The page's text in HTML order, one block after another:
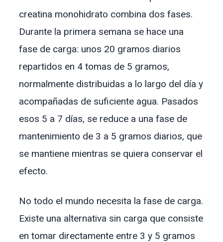
creatina monohidrato combina dos fases.
Durante la primera semana se hace una
fase de carga: unos 20 gramos diarios
repartidos en 4 tomas de 5 gramos,
normalmente distribuidas a lo largo del día y
acompañadas de suficiente agua. Pasados
esos 5 a 7 días, se reduce a una fase de
mantenimiento de 3 a 5 gramos diarios, que
se mantiene mientras se quiera conservar el
efecto.
No todo el mundo necesita la fase de carga.
Existe una alternativa sin carga que consiste
en tomar directamente entre 3 y 5 gramos